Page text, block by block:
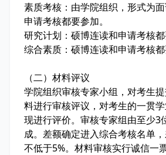
素质考核：由学院组织，形式为
申请考核都要参加。
研究计划：硕博连读和申请考核
综合素质：硕博连读和申请考核都
（二）材料评议
学院组织审核专家小组，对考生
料进行审核评议，对考生的一贯
现进行评价。审核专家组由至少3
成。差额确定进入综合考核名单
不低于5%。材料审核实行诚信一